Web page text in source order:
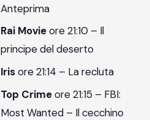
Anteprima
Rai Movieore 21:10 – Il
principe del deserto
Irisore 21:14 – La recluta
Top Crimeore 21:15 – FBI:
Most Wanted – Il cecchino